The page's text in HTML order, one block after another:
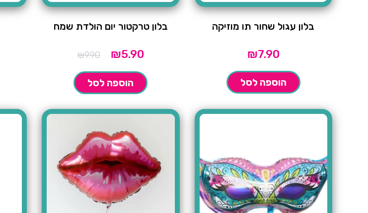
בלון עגול שחור תו מוזיקה
₪7.90
הוספה לסל
בלון טרקטור יום הולדת שמח
₪9.90
המחיר
היה:
₪9.90.
₪5.90המחיר
הוא:
הוספה לסל